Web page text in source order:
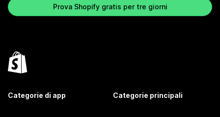
Prova Shopify gratis per tre giorni
Categorie di app Categorie principali